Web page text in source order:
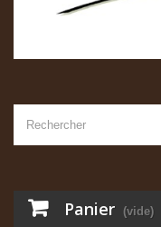
Panier (vide)